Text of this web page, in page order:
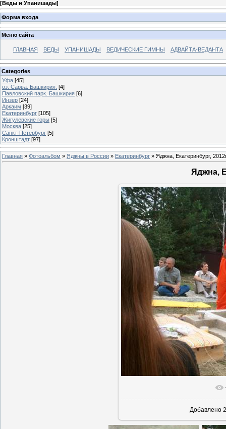
[Веды и Упанишады]
Форма входа
Меню сайта
ГЛАВНАЯ ВЕДЫ УПАНИШАДЫ ВЕДИЧЕСКИЕ ГИМНЫ АДВАЙТА-ВЕДАНТА
Categories
Уфа [45]
оз. Сарва. Башкирия. [4]
Павловский парк. Башкирия [6]
Инзер [24]
Аркаим [39]
Екатеринбург [105]
Жигулевские горы [5]
Москва [25]
Санкт-Петербург [5]
Кронштадт [97]
Главная » Фотоальбом » Яджны в России » Екатеринбург » Яджна, Екатеринбург,
Яджна,
В
Добавлено